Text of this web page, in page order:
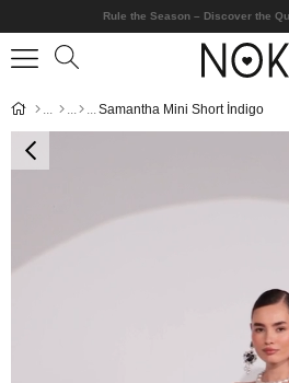
Rule the Season – Discover the
Samantha Mini Short İndigo